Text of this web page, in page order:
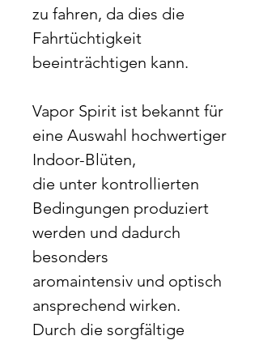
zu fahren, da dies die
Fahrtüchtigkeit
beeinträchtigen kann.
Vapor Spirit ist bekannt für
eine Auswahl hochwertiger
Indoor-Blüten,
die unter kontrollierten
Bedingungen produziert
werden und dadurch
besonders
aromaintensiv und optisch
ansprechend wirken.
Durch die sorgfältige